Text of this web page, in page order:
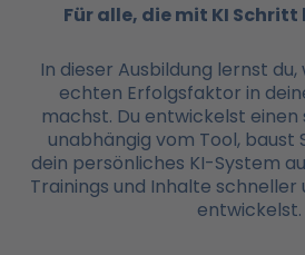
Für alle, die mit KI Schritt
In dieser Ausbildung lernst du,
echten Erfolgsfaktor in
machst. Du entwickelst
unabhängig vom Tool,
dein persönliches KI-System
Trainings und Inhalte
entwickelst.